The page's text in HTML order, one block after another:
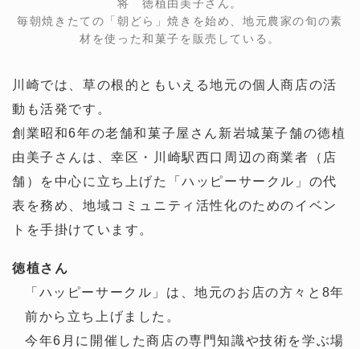
将 徳植由美子さん。
毎朝焼きたての「朝どら」焼きを始め、地元農家の旬の素
材を使った和菓子を販売している。
川崎では、草の根的ともいえる地元の個人商店の活
動も活発です。
創業昭和6年の老舗和菓子屋さん新岩城菓子舗の徳植
由美子さんは、幸区・川崎駅西口周辺の商業者（店
舗）を中心に立ち上げた「ハッピーサークル」の代
表を務め、地域コミュニティ活性化のためのイベン
トを手掛けています。
徳植さん
「ハッピーサークル」は、地元のお店の方々と8年
前から立ち上げました。
今年6月に開催した商店の専門知識や技術を学ぶ場